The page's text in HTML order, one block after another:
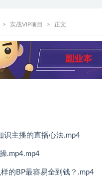
实战VIP项目 正文
识主播的直播心法.mp4
.mp4.mp4
的BP最容易全到钱？.mp4